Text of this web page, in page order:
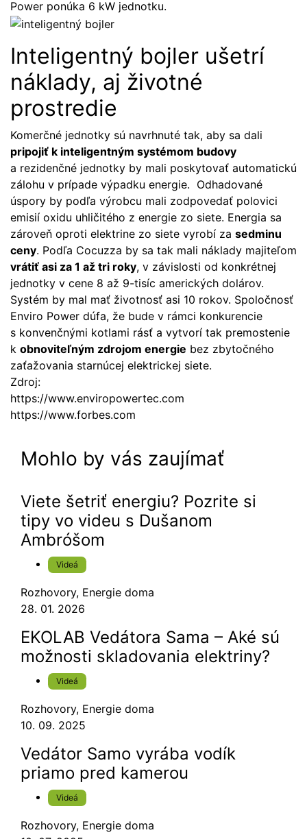
Power ponúka 6 kW jednotku.
Inteligentný bojler ušetrí
náklady, aj životné
prostredie
Komerčné jednotky sú navrhnuté tak, aby sa dali
pripojiť k inteligentným systémom budovy
a rezidenčné jednotky by mali poskytovať automatickú
zálohu v prípade výpadku energie. Odhadované
úspory by podľa výrobcu mali zodpovedať polovici
emisií oxidu uhličitého z energie zo siete. Energia sa
zároveň oproti elektrine zo siete vyrobí za sedminu
ceny. Podľa Cocuzza by sa tak mali náklady majiteľom
vrátiť asi za 1 až tri roky, v závislosti od konkrétnej
jednotky v cene 8 až 9-tisíc amerických dolárov.
Systém by mal mať životnosť asi 10 rokov. Spoločnosť
Enviro Power dúfa, že bude v rámci konkurencie
s konvenčnými kotlami rásť a vytvorí tak premostenie
k obnoviteľným zdrojom energie bez zbytočného
zaťažovania starnúcej elektrickej siete.
Zdroj:
https://www.enviropowertec.com
https://www.forbes.com
Mohlo by vás zaujímať
Viete šetriť energiu? Pozrite si
tipy vo videu s Dušanom
Ambróšom
Videá
Rozhovory, Energie doma
28. 01. 2026
EKOLAB Vedátora Sama – Aké sú
možnosti skladovania elektriny?
Videá
Rozhovory, Energie doma
10. 09. 2025
Vedátor Samo vyrába vodík
priamo pred kamerou
Videá
Rozhovory, Energie doma